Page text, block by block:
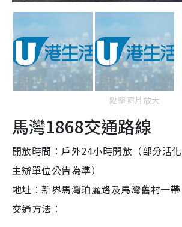
點擊圖片放大
馬灣1868交通路線
開放時間︰戶外24小時開放（部分活
主辦單位公告為準）
地址︰新界馬灣珀麗路及馬灣舊村一帶
交通方法︰